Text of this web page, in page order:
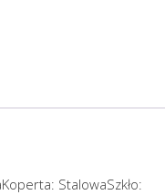
StalowaSzkło: